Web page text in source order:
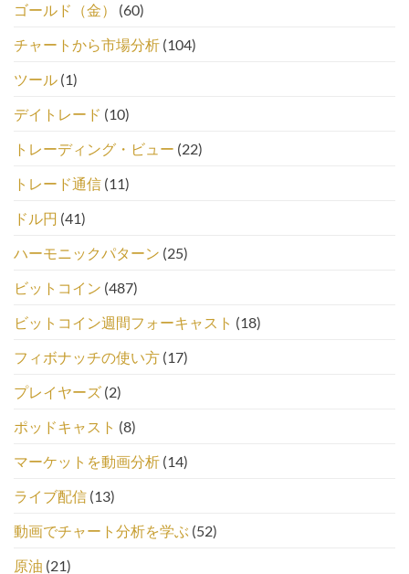
ゴールド（金）
(60)
チャートから市場分析 (104)
ツール (1)
デイトレード (10)
トレーディング・ビュー (22)
トレード通信 (11)
ドル円 (41)
ハーモニックパターン (25)
ビットコイン (487)
ビットコイン週間フォーキャスト (18)
フィボナッチの使い方 (17)
プレイヤーズ (2)
ポッドキャスト (8)
マーケットを動画分析 (14)
ライブ配信 (13)
動画でチャート分析を学ぶ (52)
原油 (21)